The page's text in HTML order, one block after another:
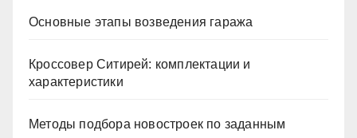
Основные этапы возведения гаража
Кроссовер Ситирей: комплектации и
характеристики
Методы подбора новостроек по заданным